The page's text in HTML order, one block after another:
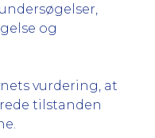
og
vurdering, at
tilstanden